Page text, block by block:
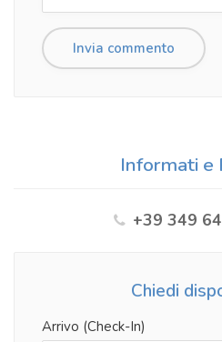
Informati e
+39 349
Chiedi
Arrivo (Check-In)